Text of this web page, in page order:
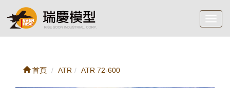
首頁 ATR ATR 72-600